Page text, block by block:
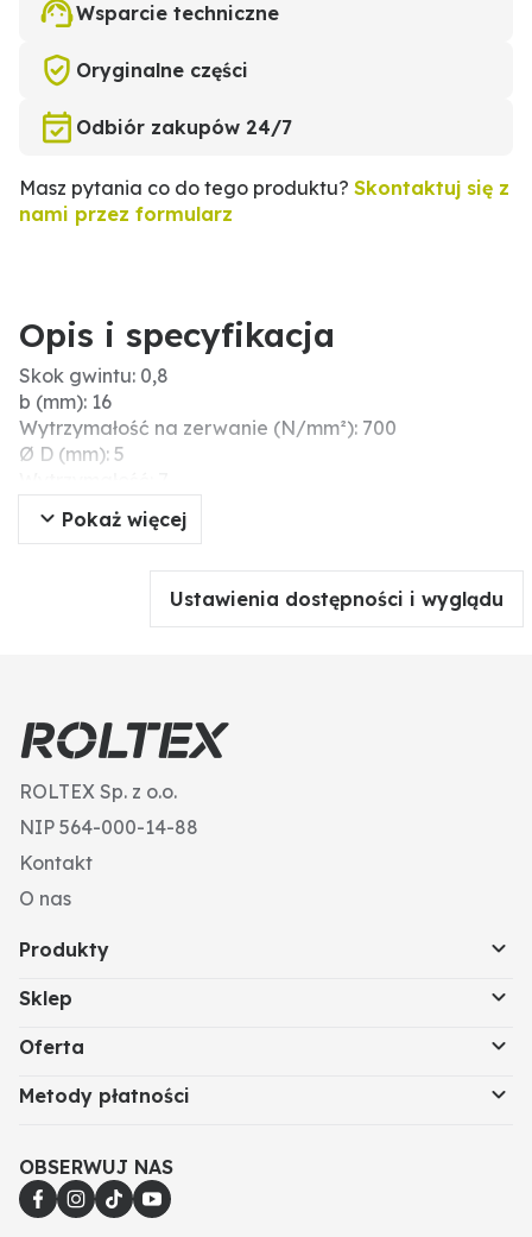
Wsparcie techniczne
Oryginalne części
Odbiór zakupów 24/7
Masz pytania co do tego produktu? Skontaktuj się z
nami przez formularz
Opis i specyfikacja
Skok gwintu: 0,8
b (mm): 16
Wytrzymałość na zerwanie (N/mm²): 700
Ø D (mm): 5
Długość (mm): 55
Długość gwintu (mm): 16
Kształt łba: łeb sześciokątny
Nr ISO: 4014
Kierunek gwintu: prawy
Gwint: M5
Pokaż więcej
Ustawienia dostępności i wyglądu
ROLTEX Sp. z o.o.
NIP 564-000-14-88
Kontakt
O nas
Produkty
Sklep
Oferta
Metody płatności
OBSERWUJ NAS